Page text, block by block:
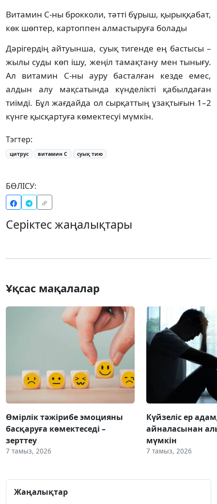
Витамин С-ны брокколи, тәтті бұрыш, қырыққабат,
көк шөптер, картоппен алмастыруға болады
Дәрігердің айтуынша, суық тигенде ең бастысы –
жылы суды көп ішу, жеңіл тамақтану мен тынығу.
Ал витамин С-ны ауру басталған кезде емес,
алдын алу мақсатында күнделікті қабылдаған
тиімді. Бұл жағдайда ол сырқаттың ұзақтығын 1–2
күнге қысқартуға көмектесуі мүмкін.
Тэгтер:
цитрус витамин С суық тию
БӨЛІСУ:
Серіктес жаңалықтары
Ұқсас мақалалар
Өмірлік тәжірибе эмоцияны
басқаруға көмектеседі –
зерттеу
7 тамыз, 2026
Күйзеліс ер
айналасынан
мүмкін
7 тамыз, 2026
Жаңалықтар